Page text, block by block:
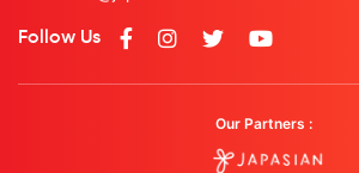
Follow Us
Our Partners :